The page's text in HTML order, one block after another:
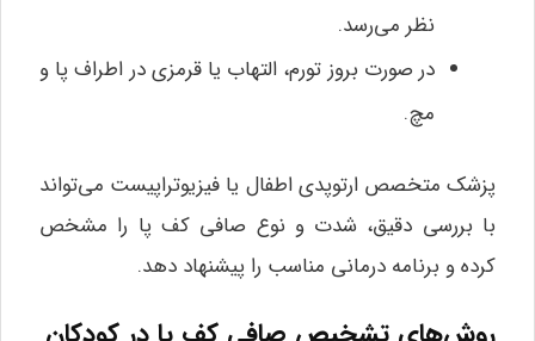
نظر می‌رسد.
در صورت بروز تورم، التهاب یا قرمزی در اطراف پا و
مچ.
پزشک متخصص ارتوپدی اطفال یا فیزیوتراپیست می‌تواند
با بررسی دقیق، شدت و نوع صافی کف پا را مشخص
کرده و برنامه درمانی مناسب را پیشنهاد دهد.